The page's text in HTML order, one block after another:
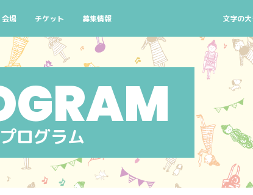
公演番号から探す
アーティストから探す
AIYPCタイアップ
せんくらおでかけコンサート
マイリスト
会場
チケット
主催者団体会員先行販売のご案内
コンビニで購入
インターネットで購入
募集情報
せんくらおでかけコンサート出演者募集
プログラム